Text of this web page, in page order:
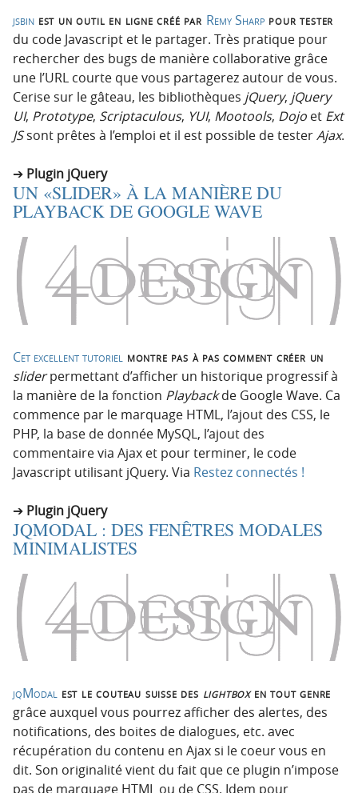
jsbin est un outil en ligne créé par Remy Sharp pour tester
du code Javascript et le partager. Très pratique pour
rechercher des bugs de manière collaborative grâce
une l’URL courte que vous partagerez autour de vous.
Cerise sur le gâteau, les bibliothèques jQuery, jQuery
UI, Prototype, Scriptaculous, YUI, Mootools, Dojo et Ext
JSsont prêtes à l’emploi et il est possible de testerAjax.
Plugin jQuery
UN «SLIDER» À LA MANIÈRE DU
PLAYBACK DE GOOGLE WAVE
Cet excellent tutoriel montre pas à pas comment créer un
sliderpermettant d’afficher un historique progressif à
la manière de la fonction Playbackde Google Wave. Ca
commence par le marquage HTML, l’ajout des CSS, le
PHP, la base de donnée MySQL, l’ajout des
commentaire via Ajax et pour terminer, le code
Javascript utilisant jQuery. Via Restez connectés !
Plugin jQuery
JQMODAL : DES FENÊTRES MODALES
MINIMALISTES
jqModal est le couteau suisse des lightboxen tout genre
grâce auxquel vous pourrez afficher des alertes, des
notifications, des boites de dialogues, etc. avec
récupération du contenu en Ajax si le coeur vous en
dit. Son originalité vient du fait que ce plugin n’impose
pas de marquage HTML ou de CSS. Idem pour